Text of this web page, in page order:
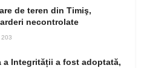
de teren din Timiş,
necontrolate
203
a Integrității a fost adoptată,